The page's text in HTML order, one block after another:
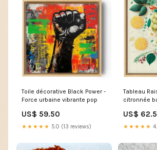
Toile décorative Black Power -
Force urbaine vibrante pop
US$ 59.50
★★★★★ 5.0 (13 reviews)
Tableau
citronnée
US$
★★★★★